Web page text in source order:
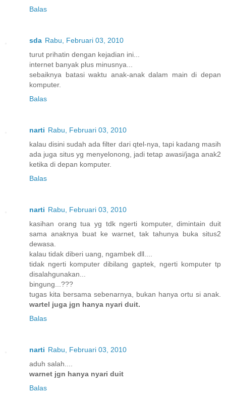
Balas
sda Rabu, Februari 03, 2010
turut prihatin dengan kejadian ini...
internet banyak plus minusnya...
sebaiknya batasi waktu anak-anak dalam main di depan
komputer.
Balas
narti Rabu, Februari 03, 2010
kalau disini sudah ada filter dari qtel-nya, tapi kadang masih
ada juga situs yg menyelonong, jadi tetap awasi/jaga anak2
ketika di depan komputer.
Balas
narti Rabu, Februari 03, 2010
kasihan orang tua yg tdk ngerti komputer, dimintain duit
sama anaknya buat ke warnet, tak tahunya buka situs2
dewasa.
kalau tidak diberi uang, ngambek dll....
tidak ngerti komputer dibilang gaptek, ngerti komputer tp
disalahgunakan...
bingung...???
tugas kita bersama sebenarnya, bukan hanya ortu si anak.
wartel juga jgn hanya nyari duit.
Balas
narti Rabu, Februari 03, 2010
aduh salah....
warnet jgn hanya nyari duit
Balas